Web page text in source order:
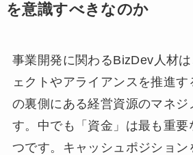
を意識すべきなのか
事業開発に関わるBizDev人材
ェクトやアライアンスを推進
の裏側にある経営資源のマネジ
す。中でも「資金」は最も重要
つです。キャッシュポジション